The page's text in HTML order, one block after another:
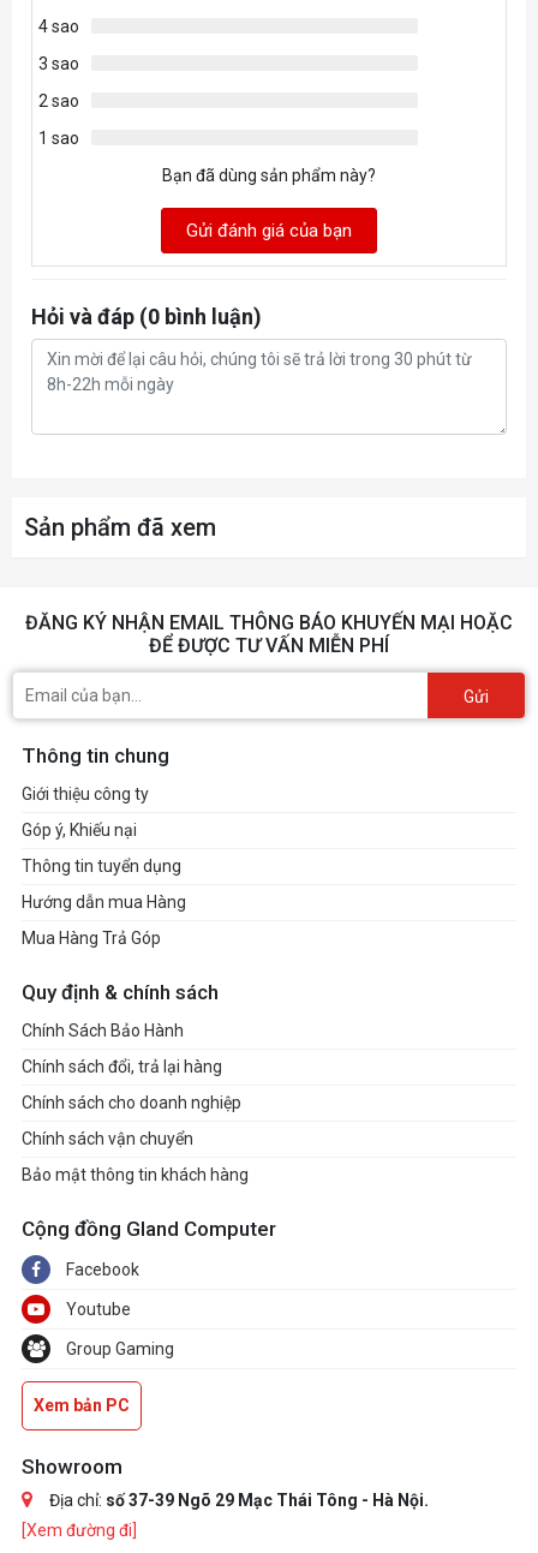
4 sao
3 sao
2 sao
1 sao
Bạn đã dùng sản phẩm này?
Gửi đánh giá của bạn
Hỏi và đáp (0 bình luận)
Sản phẩm đã xem
ĐĂNG KÝ NHẬN EMAIL THÔNG BÁO KHUYẾN MẠI HOẶC
ĐỂ ĐƯỢC TƯ VẤN MIỄN PHÍ
Gửi
Thông tin chung
Giới thiệu công ty
Góp ý, Khiếu nại
Thông tin tuyển dụng
Hướng dẫn mua Hàng
Mua Hàng Trả Góp
Quy định & chính sách
Chính Sách Bảo Hành
Chính sách đổi, trả lại hàng
Chính sách cho doanh nghiệp
Chính sách vận chuyển
Bảo mật thông tin khách hàng
Cộng đồng Gland Computer
Facebook
Youtube
Group Gaming
Xem bản PC
Showroom
Địa chỉ: số 37-39 Ngõ 29 Mạc Thái Tông - Hà Nội.
[Xem đường đi]